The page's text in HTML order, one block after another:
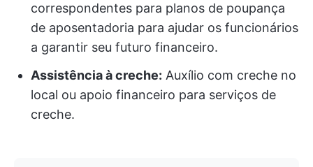
correspondentes para planos de poupança
de aposentadoria para ajudar os funcionários
a garantir seu futuro financeiro.
Assistência à creche: Auxílio com creche no
local ou apoio financeiro para serviços de
creche.